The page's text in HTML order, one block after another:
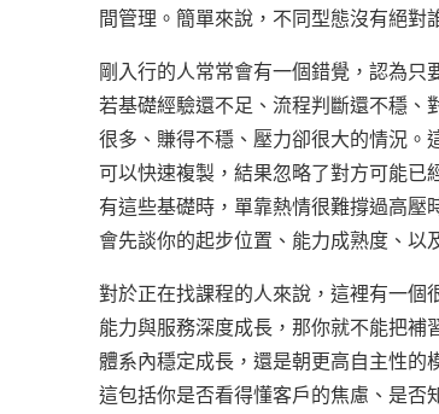
間管理。簡單來說，不同型態沒有絕對
剛入行的人常常會有一個錯覺，認為只
若基礎經驗還不足、流程判斷還不穩
很多、賺得不穩、壓力卻很大的情況。
可以快速複製，結果忽略了對方可能
有這些基礎時，單靠熱情很難撐過高
會先談你的起步位置、能力成熟度、以
對於正在找課程的人來說，這裡有一
能力與服務深度成長，那你就不能把
體系內穩定成長，還是朝更高自主性的
這包括你是否看得懂客戶的焦慮、是否